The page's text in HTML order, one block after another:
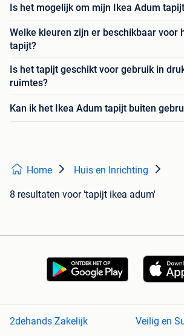
Is het mogelijk om mijn Ikea Adum
Welke kleuren zijn er beschikbaar voor
tapijt?
Is het tapijt geschikt voor gebruik in
ruimtes?
Kan ik het Ikea Adum tapijt buiten
Home Huis en Inrichting
8 resultaten voor 'tapijt ikea adum'
2dehands Zakelijk Veilig en